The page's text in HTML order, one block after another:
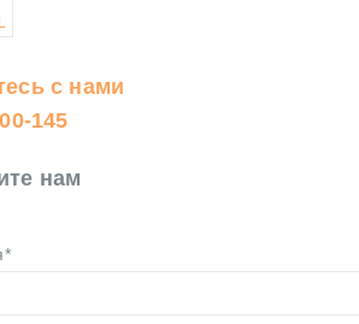
с нами
145
нам